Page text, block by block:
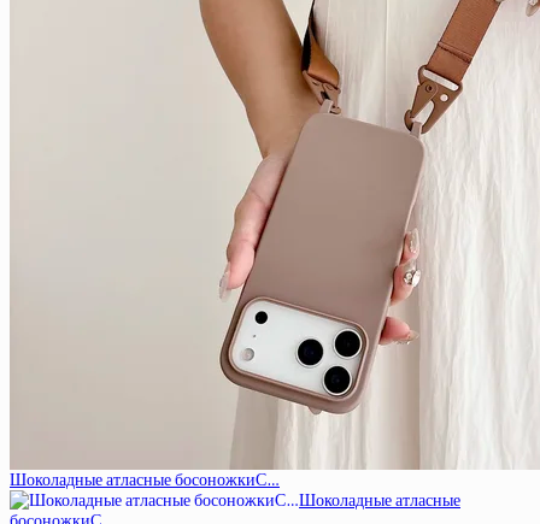
Шоколадные атласные босоножкиС…
Шоколадные атласные